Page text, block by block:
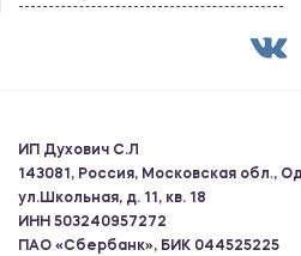
ИП Духович С.Л
143081, Россия, Московская обл.,
ул.Школьная, д. 11, кв. 18
ИНН 503240957272
ПАО «Сбербанк», БИК 044525225